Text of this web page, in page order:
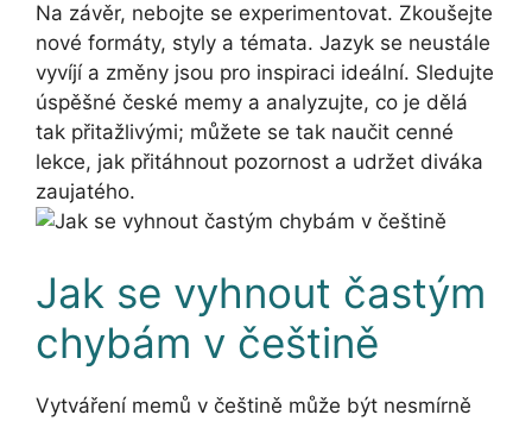
Na závěr, nebojte se experimentovat. Zkoušejte
nové formáty, styly a témata. Jazyk se neustále
vyvíjí a změny jsou pro inspiraci ideální. Sledujte
úspěšné české memy a analyzujte, co je dělá
tak přitažlivými; můžete se tak naučit cenné
lekce, jak přitáhnout pozornost a udržet diváka
zaujatého.
Jak se vyhnout častým
chybám v češtině
Vytváření memů v češtině může být nesmírně